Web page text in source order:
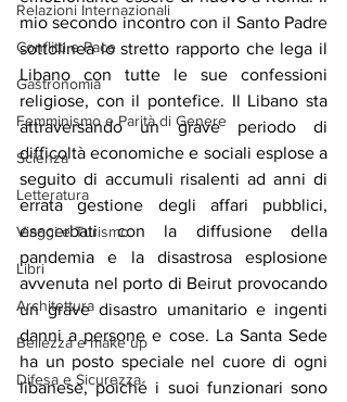
Relazioni Internazionali
Conflitti e Pace
Gastronomia
Femminismo e Parità di Genere
Scienza
Letteratura
Viaggi e Turismo
Libri
Architettura
Bellezza e make up
Difesa e Sicurezza
mio secondo incontro con il Santo Padre
sottolinea lo stretto rapporto che lega il
Libano con tutte le sue confessioni
religiose, con il pontefice. Il Libano sta
attraversando un grave periodo di
difficoltà economiche e sociali esplose a
seguito di accumuli risalenti ad anni di
errata gestione degli affari pubblici,
esacerbati con la diffusione della
pandemia e la disastrosa esplosione
avvenuta nel porto di Beirut provocando
un grave disastro umanitario e ingenti
danni a persone e cose. La Santa Sede
ha un posto speciale nel cuore di ogni
libanese, poiché i suoi funzionari sono